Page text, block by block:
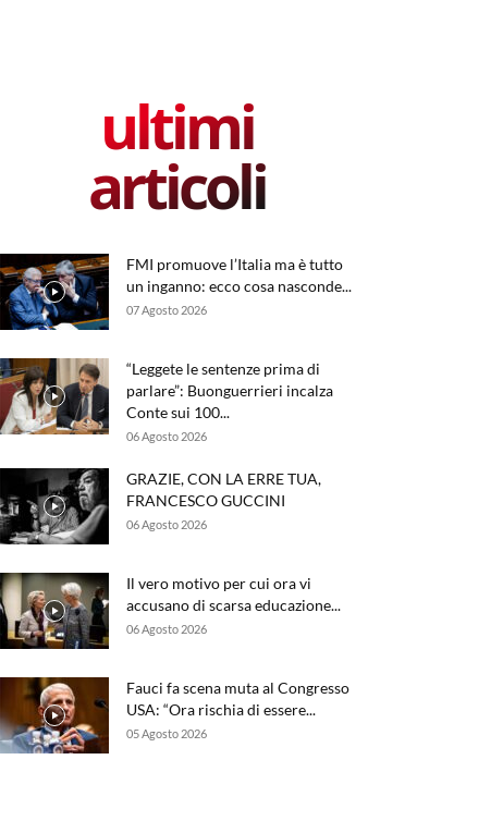
ultimi
articoli
FMI promuove l’Italia ma è tutto
un inganno: ecco cosa nasconde...
07 Agosto 2026
“Leggete le sentenze prima di
parlare”: Buonguerrieri incalza
Conte sui 100...
06 Agosto 2026
GRAZIE, CON LA ERRE TUA,
FRANCESCO GUCCINI
06 Agosto 2026
Il vero motivo per cui ora vi
accusano di scarsa educazione...
06 Agosto 2026
Fauci fa scena muta al Congresso
USA: “Ora rischia di essere...
05 Agosto 2026